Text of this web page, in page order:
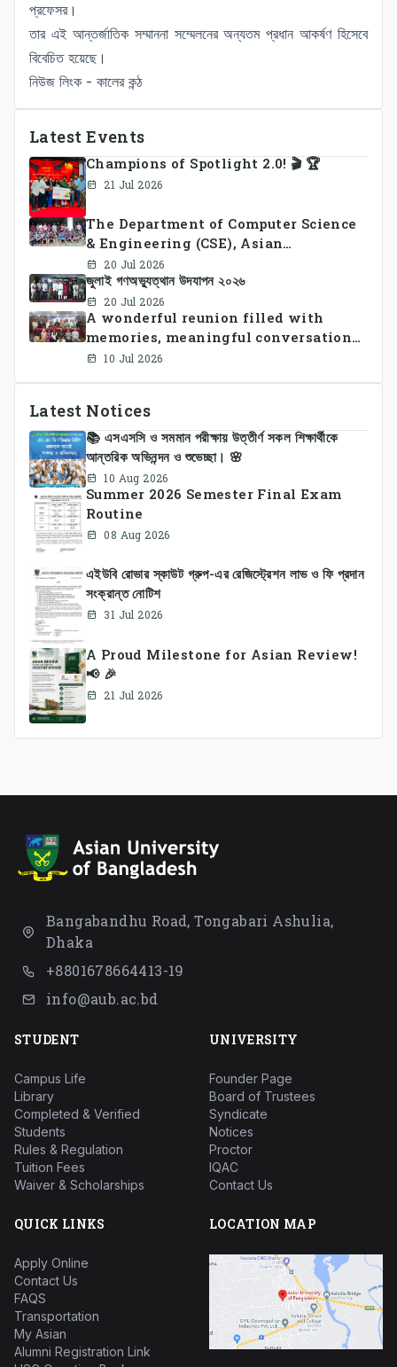
প্রফেসর।
তার এই আন্তর্জাতিক সম্মাননা সম্মেলনের অন্যতম প্রধান আকর্ষণ হিসেবে
বিবেচিত হয়েছে।
নিউজ লিংক - কালের কন্ঠ
Latest Events
Champions of Spotlight 2.0! 🎬 🏆
21 Jul 2026
The Department of Computer Science
& Engineering (CSE), Asian
University of Bangladesh
successfully organized CSE Summer
Sports Day 2026, bringing together
students and faculty members in a
vibrant celebration of sportsmanship,
teamwork, and unity.
20 Jul 2026
জুলাই গণঅভ্যুত্থান উদযাপন ২০২৬
20 Jul 2026
A wonderful reunion filled with
memories, meaningful conversations,
and lasting connections.
10 Jul 2026
Latest Notices
📚 এসএসসি ও সমমান পরীক্ষায় উত্তীর্ণ সকল শিক্ষার্থীকে
আন্তরিক অভিনন্দন ও শুভেচ্ছা। 🌸
10 Aug 2026
Summer 2026 Semester Final Exam
Routine
08 Aug 2026
এইউবি রোভার স্কাউট গ্রুপ-এর রেজিস্ট্রেশন লাভ ও ফি প্রদান
সংক্রান্ত নোটিশ
31 Jul 2026
A Proud Milestone for Asian Review!
📢 🎉
21 Jul 2026
Bangabandhu Road, Tongabari Ashulia,
Dhaka
+8801678664413-19
info@aub.ac.bd
STUDENT
Campus Life
Library
Completed & Verified
Students
Rules & Regulation
Tuition Fees
Waiver & Scholarships
UNIVERSITY
Founder Page
Board of Trustees
Syndicate
Notices
Proctor
IQAC
Contact Us
QUICK LINKS
Apply Online
Contact Us
FAQS
Transportation
My Asian
Alumni Registration Link
LOCATION MAP